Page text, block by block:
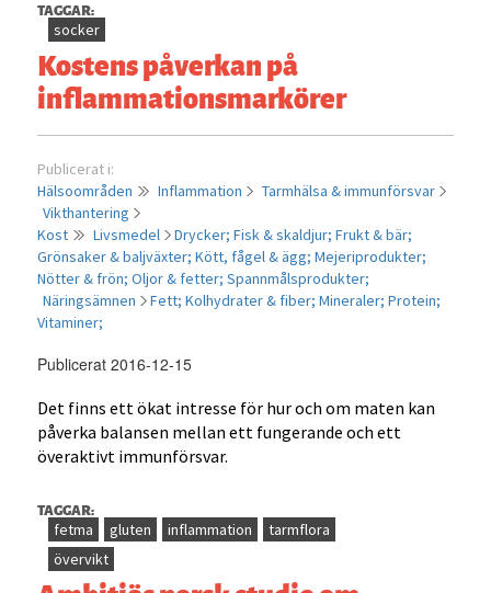
–
vilka
bevis
finns
TAGGAR:
socker
Kostens påverkan på
inflammationsmarkörer
Publicerat i:
Hälsoområden
Inflammation
Tarmhälsa & immunförsvar
Vikthantering
Kost
Livsmedel Drycker;Fisk & skaldjur;Frukt & bär;
Grönsaker & baljväxter;Kött, fågel & ägg;Mejeriprodukter;
Nötter & frön;Oljor & fetter;Spannmålsprodukter;
Näringsämnen
Fett;Kolhydrater & fiber;Mineraler;Protein;
Vitaminer;
Publicerat 2016-12-15
Det finns ett ökat intresse för hur och om maten kan
påverka balansen mellan ett fungerande och ett
överaktivt immunförsvar.
TAGGAR:
fetma gluten inflammation
tarmflora
övervikt